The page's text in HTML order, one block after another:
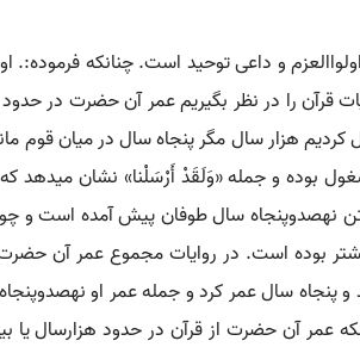
و داعی توحید است. چنانکه فرموده:.
قرآن را در نظر بگیریم عمر آن حضرت در
هزار سال مگر پنجاه سال در میان قوم
بوده و جمله «وَلَقَدْ أَرْسَلْنا» نشان می‏دهد
نهصدوپنجاه سال طوفان پیش آمده است و
بوده است. در روایات مجموع عمر آن
پنجاه سال عمر کرد و جمله عمر او
آن حضرت از قرآن در حدود هزارسال یا